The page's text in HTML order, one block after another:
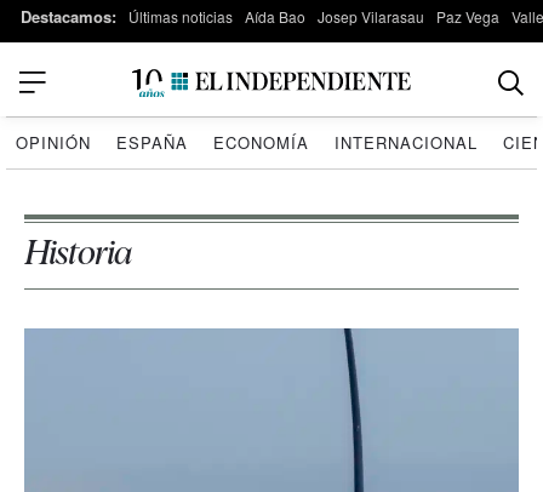
Destacamos: Últimas noticias Aída Bao Josep Vilarasau Paz Vega
OPINIÓN ESPAÑA ECONOMÍA INTERNACIONAL
Historia